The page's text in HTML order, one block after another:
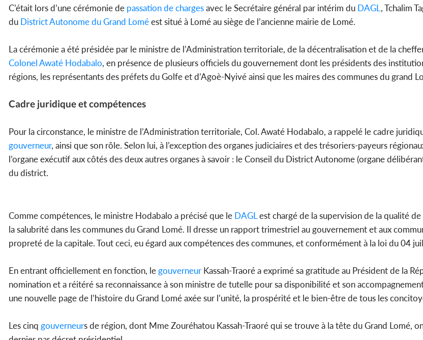
C’était lors d’une cérémonie de passation de chargesavec le Secrétaire général par intérim du DAGL , Tchalim
du District Autonome du Grand Loméest situé à Lomé au siège de l’ancienne mairie de Lomé.
La cérémonie a été présidée par le ministre de l’Administration territoriale, de la décentralisation et de la
Colonel Awaté Hodabalo, en présence de plusieurs officiels du gouvernement dont les présidents des
régions, les représentants des préfets du Golfe et d’Agoè-Nyivé ainsi que les maires des communes du grand
Cadre juridique et compétences
Pour la circonstance, le ministre de l’Administration territoriale, Col. Awaté Hodabalo, a rappelé le cadre
gouverneur, ainsi que son rôle. Selon lui, à l’exception des organes judiciaires et des trésoriers-payeurs
l’organe exécutif aux côtés des deux autres organes à savoir : le Conseil du District Autonome (organe
du district.
Comme compétences, le ministre Hodabalo a précisé que le DAGL est chargé de la supervision de la qualité
la salubrité dans les communes du Grand Lomé. Il dresse un rapport trimestriel au gouvernement et aux
propreté de la capitale. Tout ceci, eu égard aux compétences des communes, et conformément à la loi du 04
En entrant officiellement en fonction, le gouverneur Kassah-Traoré a exprimé sa gratitude au Président de la
nomination et a réitéré sa reconnaissance à son ministre de tutelle pour sa disponibilité et son
une nouvelle page de l’histoire du Grand Lomé axée sur l’unité, la prospérité et le bien-être de tous les
Les cinq gouverneurs de région, dont Mme Zouréhatou Kassah-Traoré qui se trouve à la tête du Grand Lomé,